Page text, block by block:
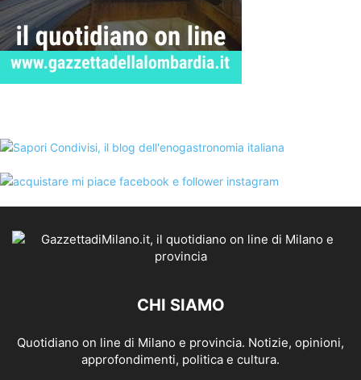
CHI SIAMO
Quotidiano on line di Milano e provincia. Notizie, opinioni,
approfondimenti, politica e cultura.